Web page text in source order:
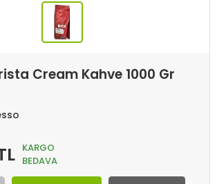
Cream Kahve 1000 Gr
KARGO
BEDAVA